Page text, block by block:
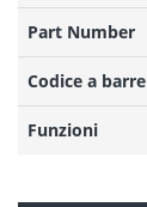
Part Number
Codice a barre
Funzioni